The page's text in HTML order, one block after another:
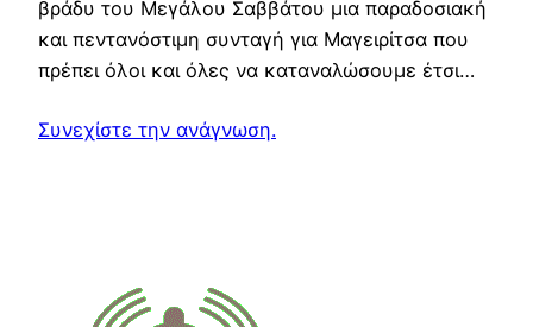
βράδυ του Μεγάλου Σαββάτου μια παραδοσιακή
και πεντανόστιμη συνταγή για Μαγειρίτσα που
πρέπει όλοι και όλες να καταναλώσουμε έτσι…
Συνεχίστε την ανάγνωση.